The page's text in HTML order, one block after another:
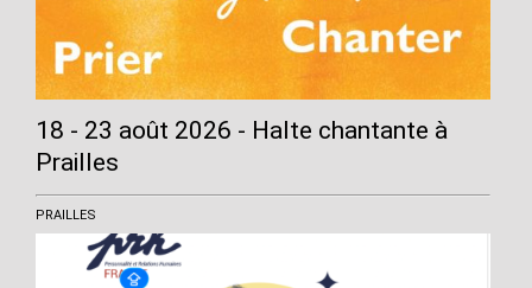
18 - 23 août 2026 - Halte chantante à
Prailles
PRAILLES